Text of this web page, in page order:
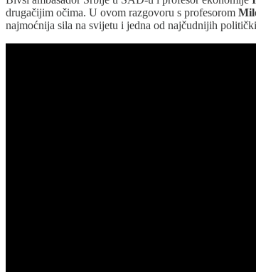
drugačijim očima. U ovom razgovoru s profesorom
najmoćnija sila na svijetu i jedna od najčudnijih